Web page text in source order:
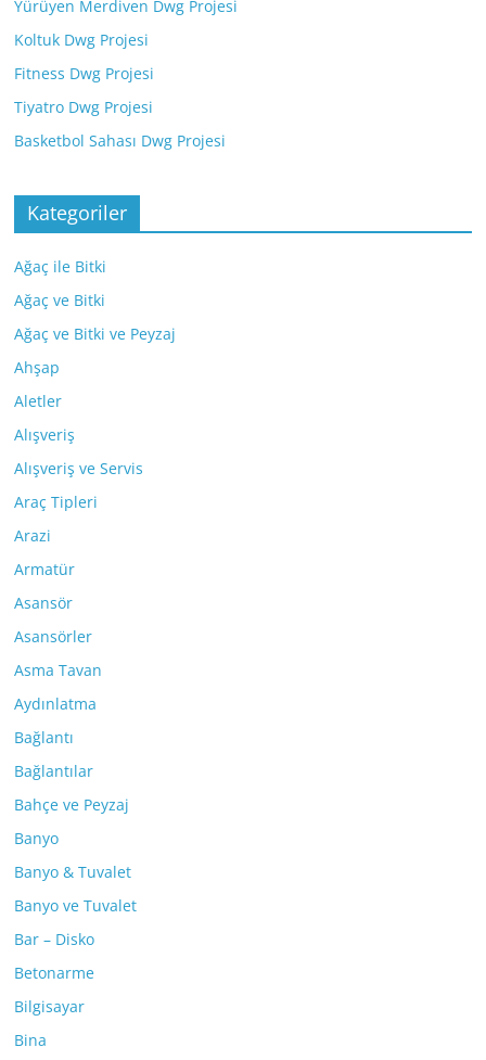
Yürüyen Merdiven Dwg Projesi
Koltuk Dwg Projesi
Fitness Dwg Projesi
Tiyatro Dwg Projesi
Basketbol Sahası Dwg Projesi
Kategoriler
Ağaç ile Bitki
Ağaç ve Bitki
Ağaç ve Bitki ve Peyzaj
Ahşap
Aletler
Alışveriş
Alışveriş ve Servis
Araç Tipleri
Arazi
Armatür
Asansör
Asansörler
Asma Tavan
Aydınlatma
Bağlantı
Bağlantılar
Bahçe ve Peyzaj
Banyo
Banyo & Tuvalet
Banyo ve Tuvalet
Bar – Disko
Betonarme
Bilgisayar
Bina